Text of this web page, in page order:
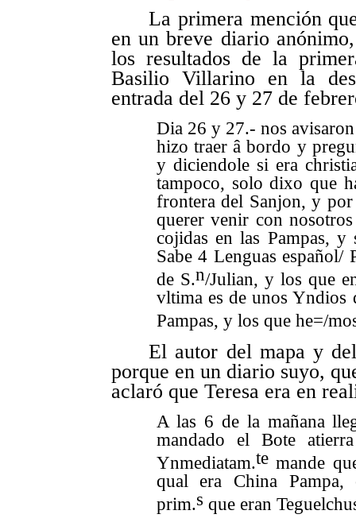
La primera mención
en un breve diario
los resultados de la
Basilio Villarino en la
entrada del 26 y 27 de
Dia 26 y 27.- nos
hizo traer â bordo y
y diciendole si era
tampoco, solo dixo que
frontera del Sanjon, y
querer venir con
cojidas en las Pampas,
Sabe 4 Lenguas español/
de S.n/Julian, y los que
vltima es de unos Yndios
Pampas, y los que he=/
El autor del mapa y
porque en un diario suyo,
aclaró que Teresa era en
A las 6 de la mañana
mandado el Bote
Ynmediatam.temande
qual era China
prim.s que eran